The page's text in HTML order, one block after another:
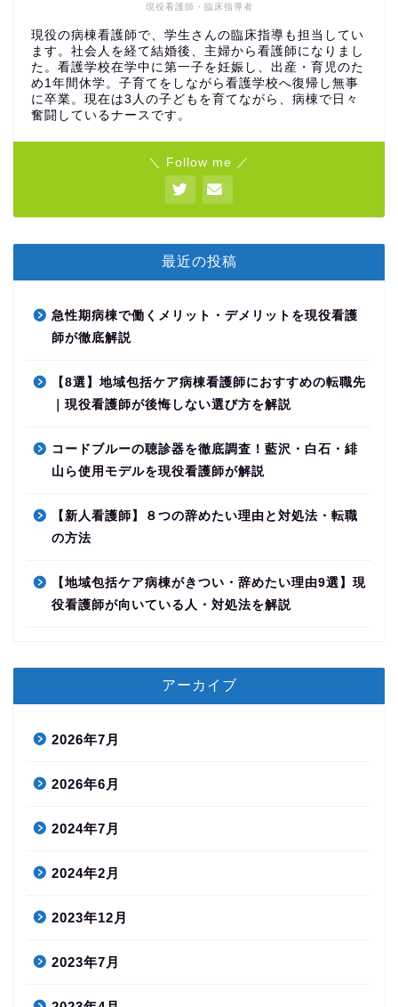
現役看護師・臨床指導者
現役の病棟看護師で、学生さんの臨床指導も担当してい
ます。社会人を経て結婚後、主婦から看護師になりまし
た。看護学校在学中に第一子を妊娠し、出産・育児のた
め1年間休学。子育てをしながら看護学校へ復帰し無事
に卒業。現在は3人の子どもを育てながら、病棟で日々
奮闘しているナースです。
＼ Follow me ／
最近の投稿
急性期病棟で働くメリット・デメリットを現役看護
師が徹底解説
【8選】地域包括ケア病棟看護師におすすめの転職先
｜現役看護師が後悔しない選び方を解説
コードブルーの聴診器を徹底調査！藍沢・白石・緋
山ら使用モデルを現役看護師が解説
【新人看護師】８つの辞めたい理由と対処法・転職
の方法
【地域包括ケア病棟がきつい・辞めたい理由9選】現
役看護師が向いている人・対処法を解説
アーカイブ
2026年7月
2026年6月
2024年7月
2024年2月
2023年12月
2023年7月